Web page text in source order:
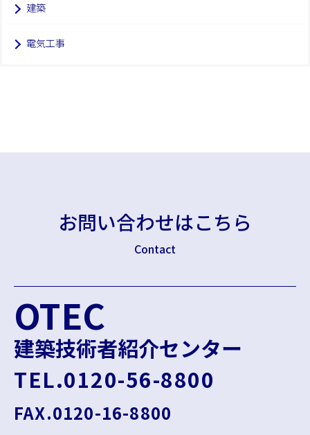
建築
電気工事
お問い合わせはこちら
Contact
OTEC
建築技術者紹介センター
TEL.0120-56-8800
FAX.0120-16-8800